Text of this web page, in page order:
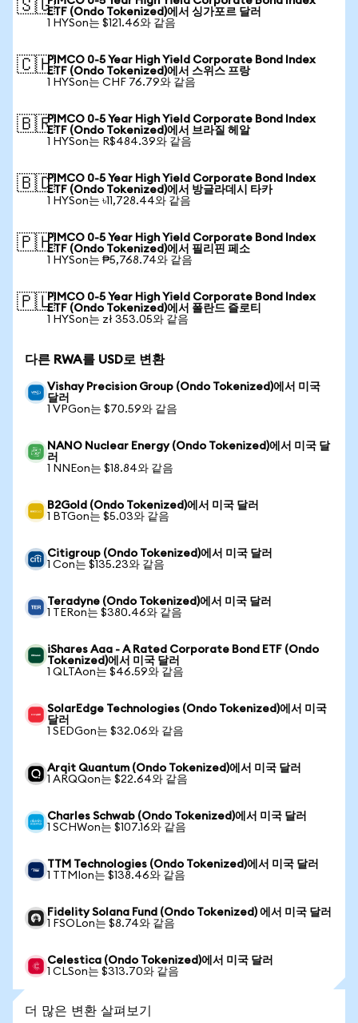
🇸🇬ETF (Ondo Tokenized)에서 싱가포르 달러
1 HYSon는 $121.46와 같음
🇨🇭PIMCO 0-5 Year High Yield Corporate Bond Index
ETF (Ondo Tokenized)에서 스위스 프랑
1 HYSon는 CHF 76.79와 같음
🇧🇷PIMCO 0-5 Year High Yield Corporate Bond Index
ETF (Ondo Tokenized)에서 브라질 헤알
1 HYSon는 R$484.39와 같음
🇧🇩PIMCO 0-5 Year High Yield Corporate Bond Index
ETF (Ondo Tokenized)에서 방글라데시 타카
1 HYSon는 ৳11,728.44와 같음
🇵🇭PIMCO 0-5 Year High Yield Corporate Bond Index
ETF (Ondo Tokenized)에서 필리핀 페소
1 HYSon는 ₱5,768.74와 같음
🇵🇱PIMCO 0-5 Year High Yield Corporate Bond Index
ETF (Ondo Tokenized)에서 폴란드 즐로티
1 HYSon는 zł 353.05와 같음
다른 RWA를 USD로 변환
Vishay Precision Group (Ondo Tokenized)에서 미국
달러
1 VPGon는 $70.59와 같음
NANO Nuclear Energy (Ondo Tokenized)에서 미국 달
러
1 NNEon는 $18.84와 같음
B2Gold (Ondo Tokenized)에서 미국 달러
1 BTGon는 $5.03와 같음
Citigroup (Ondo Tokenized)에서 미국 달러
1 Con는 $135.23와 같음
Teradyne (Ondo Tokenized)에서 미국 달러
1 TERon는 $380.46와 같음
iShares Aaa - A Rated Corporate Bond ETF (Ondo
Tokenized)에서 미국 달러
1 QLTAon는 $46.59와 같음
SolarEdge Technologies (Ondo Tokenized)에서 미국
달러
1 SEDGon는 $32.06와 같음
Arqit Quantum (Ondo Tokenized)에서 미국 달러
1 ARQQon는 $22.64와 같음
Charles Schwab (Ondo Tokenized)에서 미국 달러
1 SCHWon는 $107.16와 같음
TTM Technologies (Ondo Tokenized)에서 미국 달러
1 TTMIon는 $138.46와 같음
Fidelity Solana Fund (Ondo Tokenized) 에서 미국 달러
1 FSOLon는 $8.74와 같음
Celestica (Ondo Tokenized)에서 미국 달러
1 CLSon는 $313.70와 같음
더 많은 변환 살펴보기